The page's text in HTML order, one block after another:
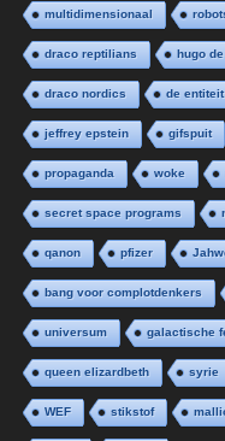
multidimensionaal
draco reptilians hugo
draco nordics de
jeffrey epstein gifspuit
propaganda woke
secret space programs
qanon pfizer
bang voor complotdenkers
universum galactische
queen elizardbeth syrie
WEF stikstof